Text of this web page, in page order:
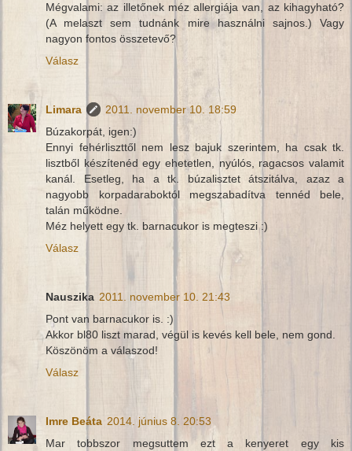
Mégvalami: az illetőnek méz allergiája van, az kihagyható?
(A melaszt sem tudnánk mire használni sajnos.) Vagy
nagyon fontos összetevő?
Válasz
Limara
2011. november 10. 18:59
Búzakorpát, igen:)
Ennyi fehérliszttől nem lesz bajuk szerintem, ha csak tk.
lisztből készítenéd egy ehetetlen, nyúlós, ragacsos valamit
kanál. Esetleg, ha a tk. búzalisztet átszitálva, azaz a
nagyobb korpadaraboktól megszabadítva tennéd bele,
talán működne.
Méz helyett egy tk. barnacukor is megteszi :)
Válasz
Nauszika 2011. november 10. 21:43
Pont van barnacukor is. :)
Akkor bl80 liszt marad, végül is kevés kell bele, nem gond.
Köszönöm a válaszod!
Válasz
Imre Beáta 2014. június 8. 20:53
Mar tobbszor megsuttem ezt a kenyeret egy kis